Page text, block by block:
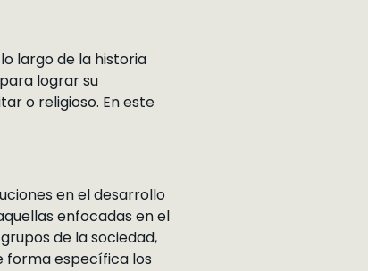
largo de la historia
lograr su
o religioso. En este
en el desarrollo
enfocadas en el
de la sociedad,
forma específica los